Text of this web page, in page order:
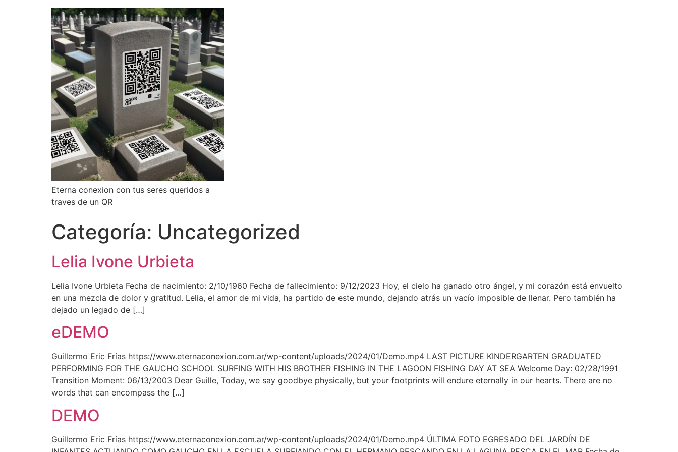
Eterna conexion con tus seres queridos a
traves de un QR
Categoría: Uncategorized
Lelia Ivone Urbieta
Lelia Ivone Urbieta Fecha de nacimiento: 2/10/1960 Fecha de fallecimiento: 9/12/2023 Hoy, el cielo ha ganado otro ángel, y mi corazón está envuelto
en una mezcla de dolor y gratitud. Lelia, el amor de mi vida, ha partido de este mundo, dejando atrás un vacío imposible de llenar. Pero también ha
dejado un legado de […]
eDEMO
Guillermo Eric Frías https://www.eternaconexion.com.ar/wp-content/uploads/2024/01/Demo.mp4 LAST PICTURE KINDERGARTEN GRADUATED
PERFORMING FOR THE GAUCHO SCHOOL SURFING WITH HIS BROTHER FISHING IN THE LAGOON FISHING DAY AT SEA Welcome Day: 02/28/1991
Transition Moment: 06/13/2003 Dear Guille, Today, we say goodbye physically, but your footprints will endure eternally in our hearts. There are no
words that can encompass the […]
DEMO
Guillermo Eric Frías https://www.eternaconexion.com.ar/wp-content/uploads/2024/01/Demo.mp4 ÚLTIMA FOTO EGRESADO DEL JARDÍN DE